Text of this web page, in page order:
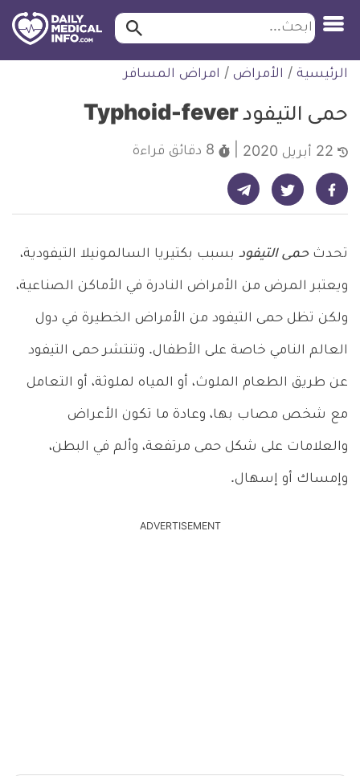
التخطي
للمحتوى
ابحث ابحث…
الرئيسية / الأمراض / امراض المسافر
حمى التيفود Typhoid-fever
8 دقائق قراءة
شارك على فيسبوك - ديلي ميديكال انفو شارك على تويتر - ديلي ميديكال انفو شارك على تيليجرام - ديلي ميديكال انفو
تحدثحمى التيفود بسبب بكتيريا السالمونيلا التيفودية،
ويعتبر المرض من الأمراض النادرة في الأماكن الصناعية،
ولكن تظل حمى التيفود من الأمراض الخطيرة في دول
العالم النامي خاصة على الأطفال. وتنتشر حمى التيفود
عن طريق الطعام الملوث، أو المياه لملوثة، أو التعامل
مع شخص مصاب بها، وعادة ما تكون الأعراض
والعلامات على شكل حمى مرتفعة، وألم في البطن،
وإمساك أو إسهال.
ADVERTISEMENT